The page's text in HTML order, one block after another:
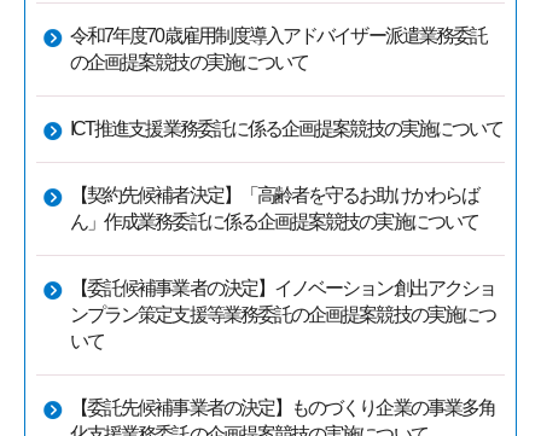
令和7年度70歳雇用制度導入アドバイザー派遣業務委託
の企画提案競技の実施について
ICT推進支援業務委託に係る企画提案競技の実施について
【契約先候補者決定】「高齢者を守るお助けかわらば
ん」作成業務委託に係る企画提案競技の実施について
【委託候補事業者の決定】イノベーション創出アクショ
ンプラン策定支援等業務委託の企画提案競技の実施につ
いて
【委託先候補事業者の決定】ものづくり企業の事業多角